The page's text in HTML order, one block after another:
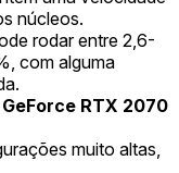
núcleos.
rodar entre 2,6-
com alguma
RTX 2070
muito altas,